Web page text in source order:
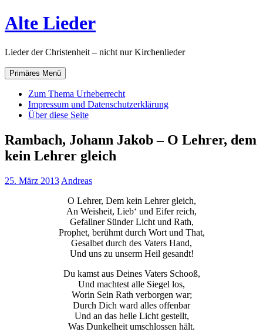
Zum
Inhalt
Alte Lieder
Lieder der Christenheit – nicht nur Kirchenlieder
Primäres Menü
Zum Thema Urheberrecht
Impressum und Datenschutzerklärung
Über diese Seite
Rambach, Johann Jakob – O Lehrer, dem
kein Lehrer gleich
25. März 2013 Andreas
O Lehrer, Dem kein Lehrer gleich,
An Weisheit, Lieb‘ und Eifer reich,
Gefallner Sünder Licht und Rath,
Prophet, berühmt durch Wort und That,
Gesalbet durch des Vaters Hand,
Und uns zu unserm Heil gesandt!
Du kamst aus Deines Vaters Schooß,
Und machtest alle Siegel los,
Worin Sein Rath verborgen war;
Durch Dich ward alles offenbar
Und an das helle Licht gestellt,
Was Dunkelheit umschlossen hält.